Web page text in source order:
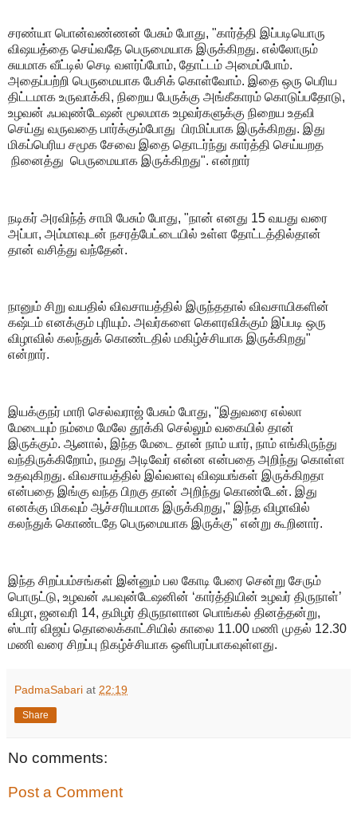
சரண்யா பொன்வண்ணன் பேசும் போது, "கார்த்தி இப்படியொரு
விஷயத்தை செய்வதே பெருமையாக இருக்கிறது. எல்லோரும்
சுயமாக வீட்டில் செடி வளர்ப்போம், தோட்டம் அமைப்போம்.
அதைப்பற்றி பெருமையாக பேசிக் கொள்வோம். இதை ஒரு பெரிய
திட்டமாக உருவாக்கி, நிறைய பேருக்கு அங்கீகாரம் கொடுப்பதோடு,
உழவன் ஃபவுண்டேஷன் மூலமாக உழவர்களுக்கு நிறைய உதவி
செய்து வருவதை பார்க்கும்போது பிரமிப்பாக இருக்கிறது. இது
மிகப்பெரிய சமூக சேவை இதை தொடர்ந்து கார்த்தி செய்யறத
நினைத்து பெருமையாக இருக்கிறது". என்றார்
நடிகர் அரவிந்த் சாமி பேசும் போது, "நான் எனது 15 வயது வரை
அப்பா, அம்மாவுடன் நசரத்பேட்டையில் உள்ள தோட்டத்தில்தான்
தான் வசித்து வந்தேன்.
நானும் சிறு வயதில் விவசாயத்தில் இருந்ததால் விவசாயிகளின்
கஷ்டம் எனக்கும் புரியும். அவர்களை கெளரவிக்கும் இப்படி ஒரு
விழாவில் கலந்துக் கொண்டதில் மகிழ்ச்சியாக இருக்கிறது"
என்றார்.
இயக்குநர் மாரி செல்வராஜ் பேசும் போது, "இதுவரை எல்லா
மேடையும் நம்மை மேலே தூக்கி செல்லும் வகையில் தான்
இருக்கும். ஆனால், இந்த மேடை தான் நாம் யார், நாம் எங்கிருந்து
வந்திருக்கிறோம், நமது அடிவேர் என்ன என்பதை அறிந்து கொள்ள
உதவுகிறது. விவசாயத்தில் இவ்வளவு விஷயங்கள் இருக்கிறதா
என்பதை இங்கு வந்த பிறகு தான் அறிந்து கொண்டேன். இது
எனக்கு மிகவும் ஆச்சரியமாக இருக்கிறது," இந்த விழாவில்
கலந்துக் கொண்டதே பெருமையாக இருக்கு" என்று கூறினார்.
இந்த சிறப்பம்சங்கள் இன்னும் பல கோடி பேரை சென்று சேரும்
பொருட்டு, உழவன் ஃபவுன்டேஷனின் ‘கார்த்தியின் உழவர் திருநாள்’
விழா, ஜனவரி 14, தமிழர் திருநாளான பொங்கல் தினத்தன்று,
ஸ்டார் விஜய் தொலைக்காட்சியில் காலை 11.00 மணி முதல் 12.30
மணி வரை சிறப்பு நிகழ்ச்சியாக ஒளிபரப்பாகவுள்ளது.
PadmaSabari at 22:19
Share
No comments:
Post a Comment